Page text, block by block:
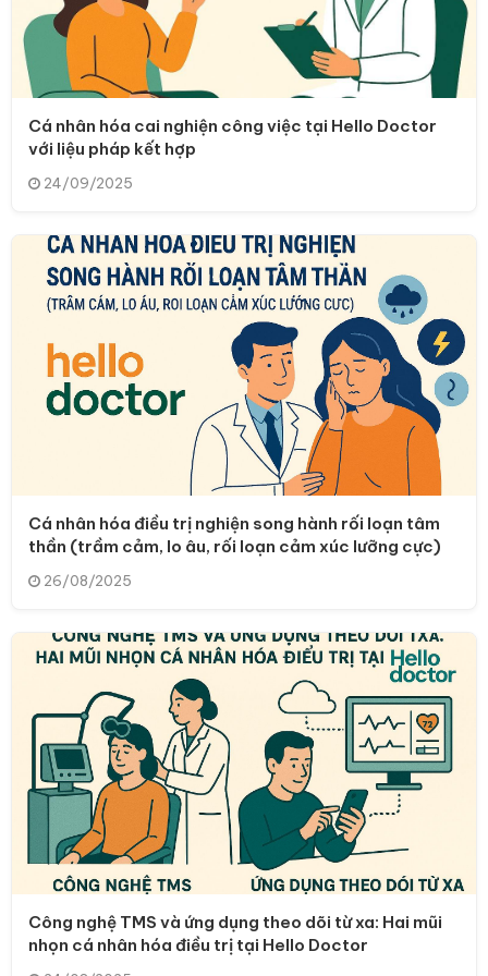
Cá nhân hóa cai nghiện công việc tại Hello Doctor
với liệu pháp kết hợp
24/09/2025
Cá nhân hóa điều trị nghiện song hành rối loạn tâm
thần (trầm cảm, lo âu, rối loạn cảm xúc lưỡng cực)
26/08/2025
Công nghệ TMS và ứng dụng theo dõi từ xa: Hai mũi
nhọn cá nhân hóa điều trị tại Hello Doctor